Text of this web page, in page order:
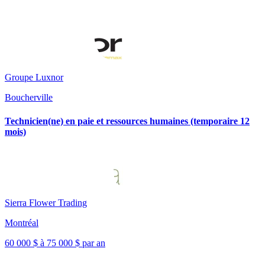
Groupe Luxnor
Boucherville
Technicien(ne) en paie et ressources humaines (temporaire 12
mois)
Sierra Flower Trading
Montréal
60 000 $ à 75 000 $ par an